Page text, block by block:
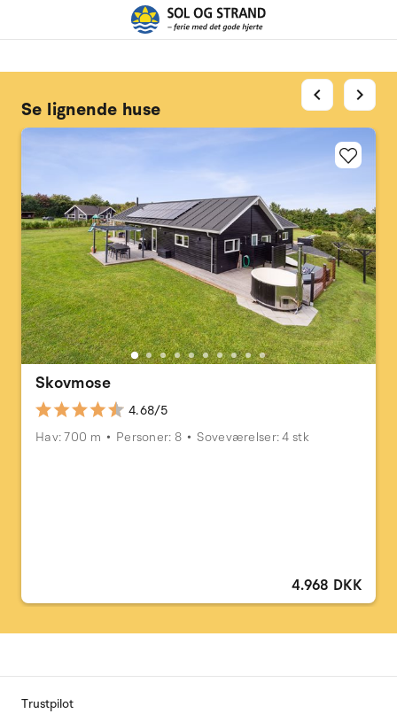
Se lignende huse
Skovmose
4.68/5
Hav: 700 m
Personer: 8 Soveværelser: 4 stk
4.968 DKK
chevron_left chevron_right
Trustpilot